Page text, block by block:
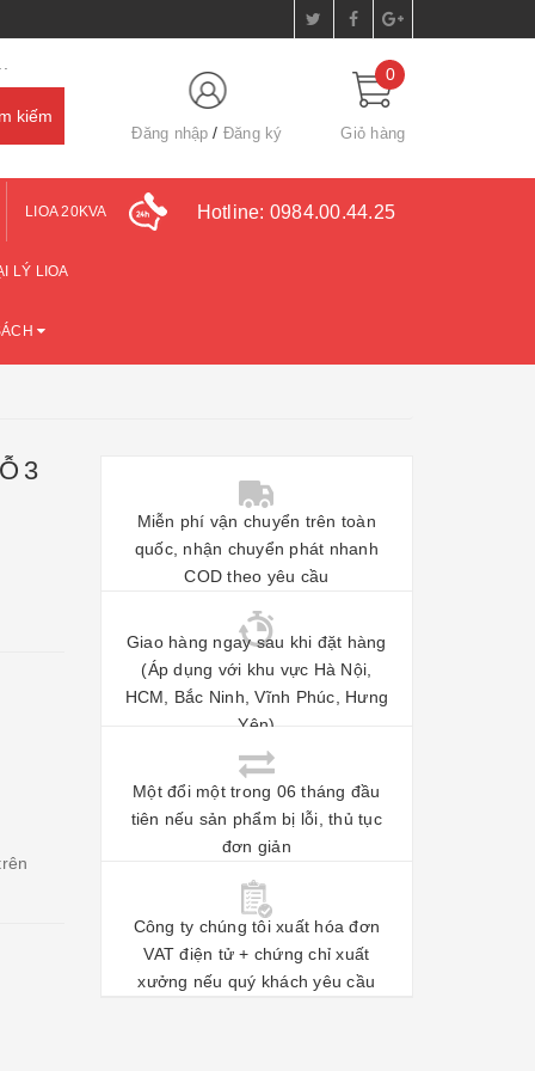
Đăng nhập Đăng ký
0
Giỏ hàng
LIOA 20KVA
LÝ LIOA
Hotline: 0984.00.44.25
3
Miễn phí vận chuyển trên toàn
quốc, nhận chuyển phát nhanh
COD theo yêu cầu
Giao hàng ngay sau khi đặt hàng
(Áp dụng với khu vực Hà Nội,
HCM, Bắc Ninh, Vĩnh Phúc, Hưng
Yên)
Một đổi một trong 06 tháng đầu
tiên nếu sản phẩm bị lỗi, thủ tục
đơn giản
Công ty chúng tôi xuất hóa đơn
VAT điện tử + chứng chỉ xuất
xưởng nếu quý khách yêu cầu